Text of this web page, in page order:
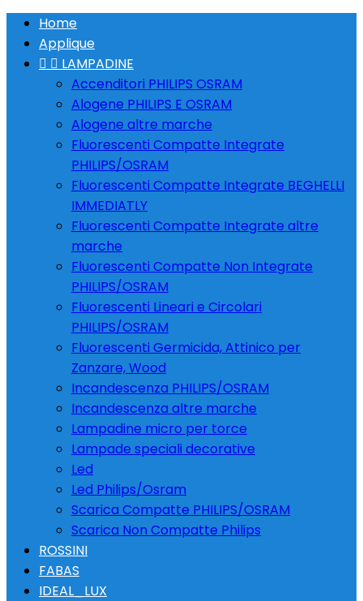
Home
Applique
  LAMPADINE
Accenditori PHILIPS OSRAM
Alogene PHILIPS E OSRAM
Alogene altre marche
Fluorescenti Compatte Integrate
PHILIPS/OSRAM
Fluorescenti Compatte Integrate BEGHELLI
IMMEDIATLY
Fluorescenti Compatte Integrate altre
marche
Fluorescenti Compatte Non Integrate
PHILIPS/OSRAM
Fluorescenti Lineari e Circolari
PHILIPS/OSRAM
Fluorescenti Germicida, Attinico per
Zanzare, Wood
Incandescenza PHILIPS/OSRAM
Incandescenza altre marche
Lampadine micro per torce
Lampade speciali decorative
Led
Led Philips/Osram
Scarica Compatte PHILIPS/OSRAM
Scarica Non Compatte Philips
ROSSINI
FABAS
IDEAL_LUX